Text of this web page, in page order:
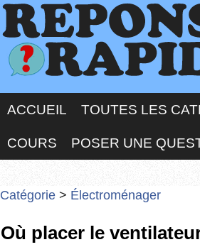
ACCUEIL TOUTES LES
COURS POSER UNE
Catégorie > Électroménager
Où placer le